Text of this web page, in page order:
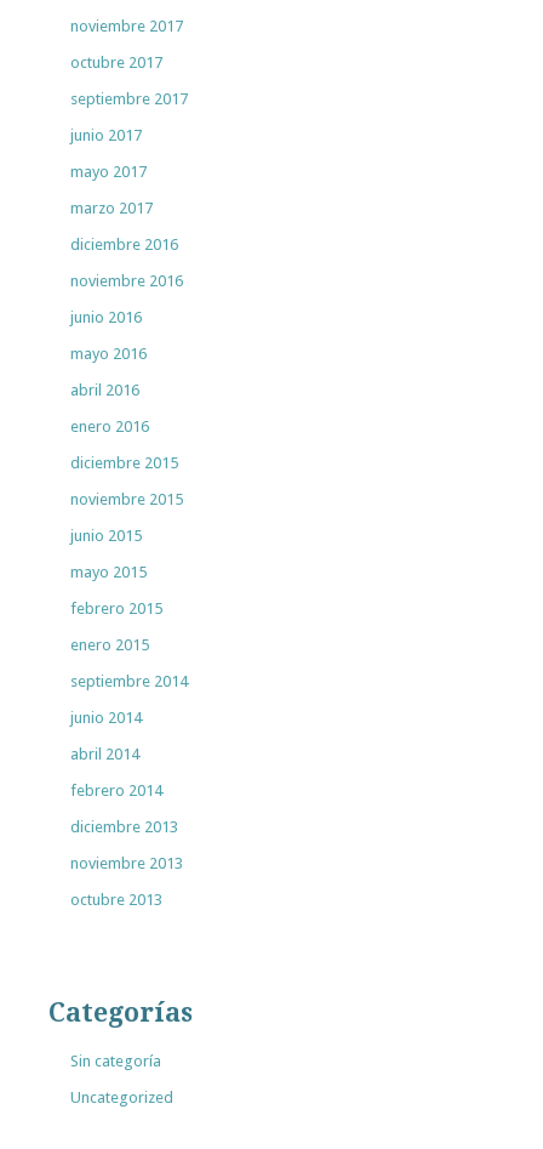
noviembre 2017
octubre 2017
septiembre 2017
junio 2017
mayo 2017
marzo 2017
diciembre 2016
noviembre 2016
junio 2016
mayo 2016
abril 2016
enero 2016
diciembre 2015
noviembre 2015
junio 2015
mayo 2015
febrero 2015
enero 2015
septiembre 2014
junio 2014
abril 2014
febrero 2014
diciembre 2013
noviembre 2013
octubre 2013
Categorías
Sin categoría
Uncategorized